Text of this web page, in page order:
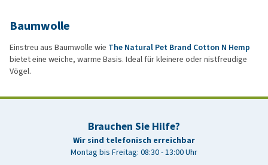
Baumwolle
Einstreu aus Baumwolle wie The Natural Pet Brand Cotton N Hemp
bietet eine weiche, warme Basis. Ideal für kleinere oder nistfreudige
Vögel.
Brauchen Sie Hilfe?
Wir sind telefonisch erreichbar
Montag bis Freitag: 08:30 - 13:00 Uhr